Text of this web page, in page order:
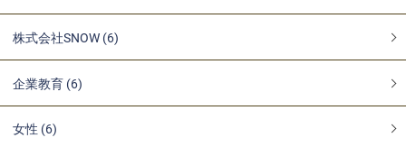
株式会社SNOW (6)
企業教育 (6)
女性 (6)